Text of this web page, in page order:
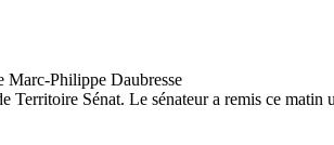
Sénat. Le sénateur a remis ce